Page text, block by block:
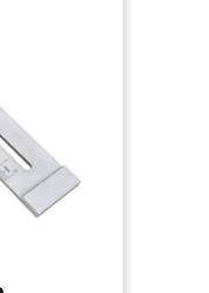
une référence
sont
3,9 cm de
de la pièce
le grain. Le
la jauge pour
en servez
facile.